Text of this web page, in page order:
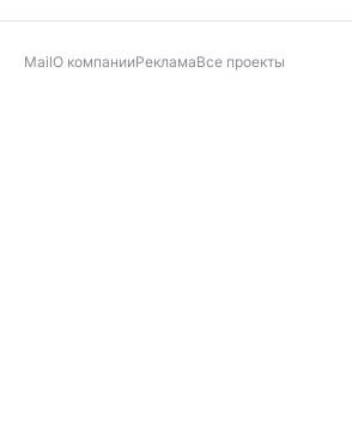
MailО компанииРекламаВсе проекты